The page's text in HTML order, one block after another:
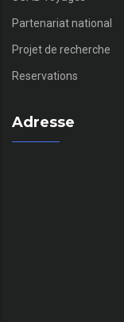
Partenariat national
Projet de recherche
Reservations
Adresse